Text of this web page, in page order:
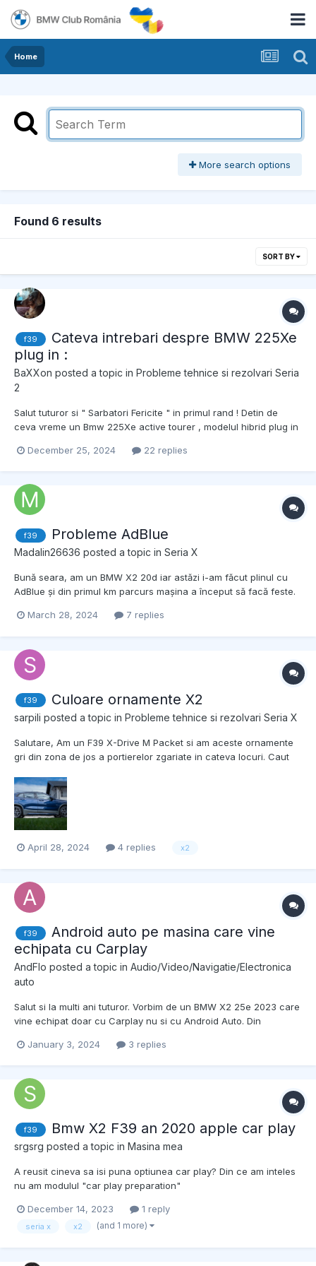
Home
More search options
Found 6 results
SORT BY
f39
Cateva intrebari despre BMW 225Xe
plug in :
BaXXon posted a topic in Probleme tehnice si rezolvari Seria
2
Salut tuturor si " Sarbatori Fericite " in primul rand ! Detin de
ceva vreme un Bmw 225Xe active tourer , modelul hibrid plug in
unde , care buton - sa dau " next " la piesele audio care ruleaza
de pe usb . Orice lamurire...
December 25, 2024 22 replies
f39 Probleme AdBlue
Madalin26636 posted a topic in Seria X
Bună seara, am un BMW X2 20d iar astăzi i-am făcut plinul cu
AdBlue și din primul km parcurs mașina a început să facă feste.
am stat pe gânduri și am oprit mașina. Am lăsat-o 30 de minute
apoi am pornit-o și mers din nou cu ea, la a dou...
March 28, 2024 7 replies
f39 Culoare ornamente X2
sarpili posted a topic in Probleme tehnice si rezolvari Seria X
Salutare, Am un F39 X-Drive M Packet si am aceste ornamente
gri din zona de jos a portierelor zgariate in cateva locuri. Caut
reparatie si nu reusesc sa il gasesc. Pe bara de langa pasager
am gasit doar culoarea masinii (C10)....
April 28, 2024 4 replies x2
f39
Android auto pe masina care vine
echipata cu Carplay
AndFlo posted a topic in Audio/Video/Navigatie/Electronica
auto
Salut si la multi ani tuturor. Vorbim de un BMW X2 25e 2023 care
vine echipat doar cu Carplay nu si cu Android Auto. Din
disponibil si Android Auto pe aceasta masina. Aveti idee daca
exista o aplicatie pentru andoid astfel inc...
January 3, 2024 3 replies
f39 Bmw X2 F39 an 2020 apple car play
srgsrg posted a topic in Masina mea
A reusit cineva sa isi puna optiunea car play? Din ce am inteles
nu am modulul "car play preparation"
December 14, 2023 1 reply
seria x x2 (and 1 more)